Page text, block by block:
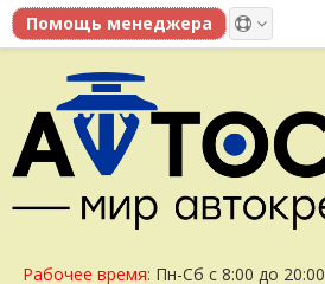
Рабочее время: Пн-Сб с 8:00 до 20:00